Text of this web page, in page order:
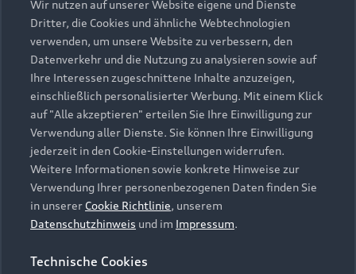
Wir nutzen auf unserer Website eigene und Dienste
Dritter, die Cookies und ähnliche Webtechnologien
verwenden, um unsere Website zu verbessern, den
Datenverkehr und die Nutzung zu analysieren sowie auf
Ihre Interessen zugeschnittene Inhalte anzuzeigen,
einschließlich personalisierter Werbung. Mit einem Klick
auf "Alle akzeptieren" erteilen Sie Ihre Einwilligung zur
Verwendung aller Dienste. Sie können Ihre Einwilligung
jederzeit in den Cookie-Einstellungen widerrufen.
Weitere Informationen sowie konkrete Hinweise zur
Verwendung Ihrer personenbezogenen Daten finden Sie
in unserer Cookie Richtlinie, unserem
Datenschutzhinweis und im Impressum.
Technische Cookies
Elektromodelle
Plug-in-Hybride
Gebrauchtwagensuche
Gebrauchtwagen
Finanzierung
Aktionen & Angebote
Geschäftskunden
Saisonale Angebote
Audi Services
Garantie
Audi digital services
myAudi
Support
Kundenservice
Händlersuche
Audi Code
Häufige Fragen (FAQ)
Audi Online Beratung
Über Audi
Unternehmen
Karriere
Investor Relations
Presse & Media Center
Datenschutz
© 2026 AUDI AG. Alle Rechte vorbehalten
Datenschutzinformation